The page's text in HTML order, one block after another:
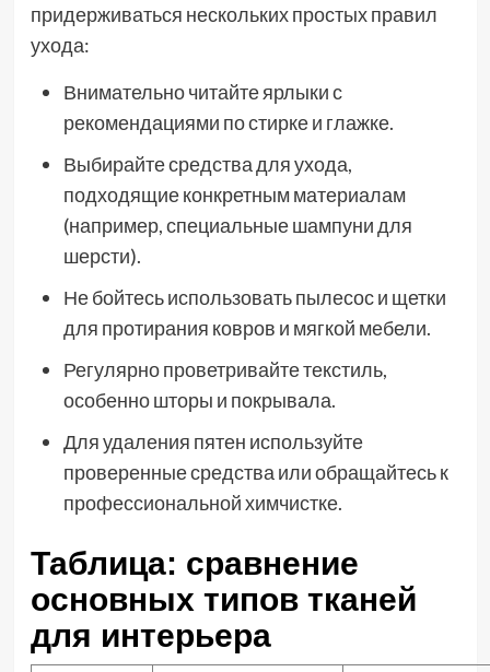
придерживаться нескольких простых правил
ухода:
Внимательно читайте ярлыки с
рекомендациями по стирке и глажке.
Выбирайте средства для ухода,
подходящие конкретным материалам
(например, специальные шампуни для
шерсти).
Не бойтесь использовать пылесос и щетки
для протирания ковров и мягкой мебели.
Регулярно проветривайте текстиль,
особенно шторы и покрывала.
Для удаления пятен используйте
проверенные средства или обращайтесь к
профессиональной химчистке.
Таблица: сравнение
основных типов тканей
для интерьера